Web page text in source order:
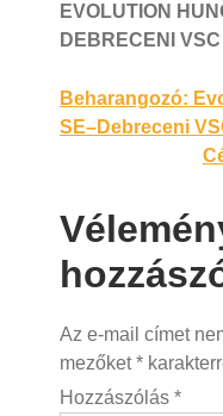
EVOLUTION
DEBRECENI VSC
Beharangozó:
SE–Debreceni
Az e-mail címet
mezőket*
Hozzászólás *